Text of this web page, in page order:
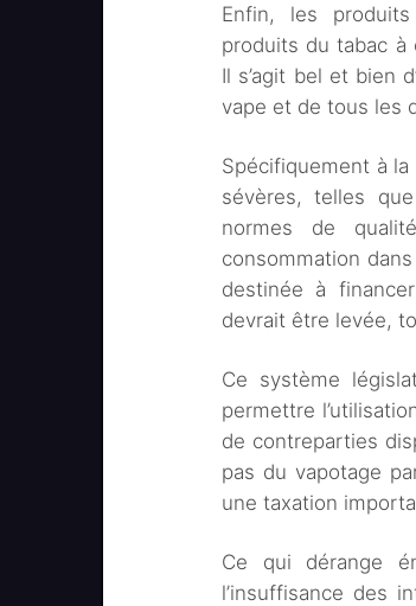
Enfin, les
produits du tabac
Il s’agit bel et bien
vape et de tous les
Spécifiquement à
sévères, telles
normes de
consommation
destinée à
devrait être levée,
Ce système
permettre
de contreparties
pas du vapotage
une taxation
Ce qui dérange
l’insuffisance des